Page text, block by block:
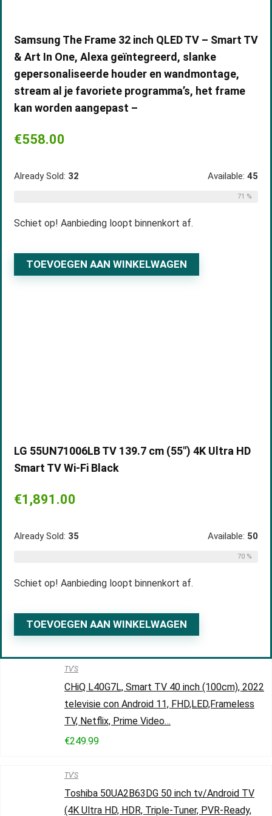
Samsung The Frame 32 inch QLED TV – Smart TV
& Art In One, Alexa geïntegreerd, slanke
gepersonaliseerde houder en wandmontage,
stream al je favoriete programma’s, het frame
kan worden aangepast –
€558.00
Already Sold: 32 Available: 45
71 %
Schiet op! Aanbieding loopt binnenkort af.
TOEVOEGEN AAN WINKELWAGEN
LG 55UN71006LB TV 139.7 cm (55″) 4K Ultra HD
Smart TV Wi-Fi Black
€1,891.00
Already Sold: 35 Available: 50
70 %
Schiet op! Aanbieding loopt binnenkort af.
TOEVOEGEN AAN WINKELWAGEN
TV'S
CHiQ L40G7L, Smart TV 40 inch (100cm), 2022
televisie con Android 11, FHD,LED,Frameless
TV, Netflix, Prime Video…
€249.99
TV'S
Toshiba 50UA2B63DG 50 inch tv/Android TV
(4K Ultra HD, HDR, Triple-Tuner, PVR-Ready,